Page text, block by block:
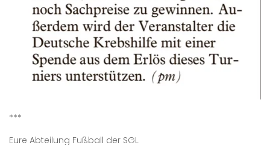
***
Eure Abteilung Fußball der SGL